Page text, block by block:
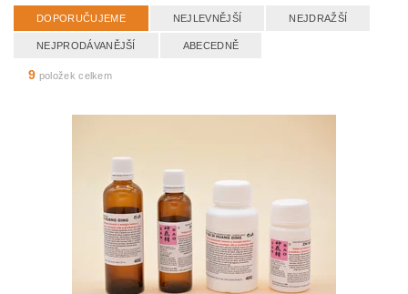
DOPORUČUJEME NEJLEVNĚJŠÍ NEJDRAŽŠÍ
NEJPRODÁVANĚJŠÍ ABECEDNĚ
9 položek celkem